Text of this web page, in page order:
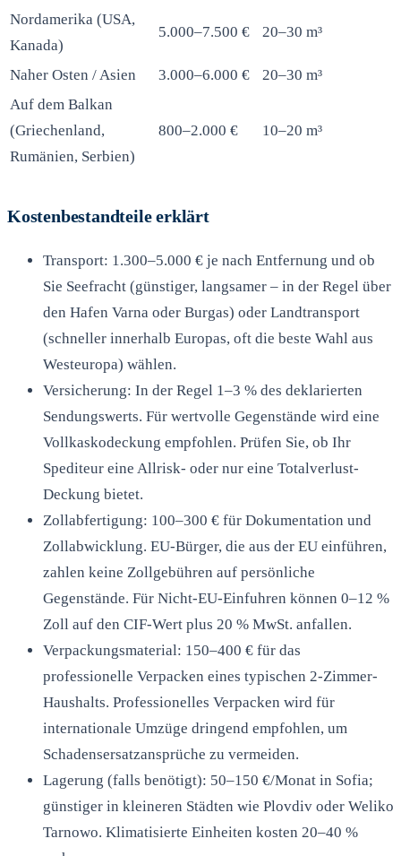
Nordamerika (USA,
Kanada)
5.000–7.500 € 20–30 m³
Naher Osten / Asien 3.000–6.000 €
20–30 m³
Auf dem Balkan
(Griechenland,
Rumänien, Serbien)
800–2.000 € 10–20 m³
Kostenbestandteile erklärt
Transport: 1.300–5.000 € je nach Entfernung und ob
Sie Seefracht (günstiger, langsamer – in der Regel über
den Hafen Varna oder Burgas) oder Landtransport
(schneller innerhalb Europas, oft die beste Wahl aus
Westeuropa) wählen.
Versicherung: In der Regel 1–3 % des deklarierten
Sendungswerts. Für wertvolle Gegenstände wird eine
Vollkaskodeckung empfohlen. Prüfen Sie, ob Ihr
Spediteur eine Allrisk- oder nur eine Totalverlust-
Deckung bietet.
Zollabfertigung: 100–300 € für Dokumentation und
Zollabwicklung. EU-Bürger, die aus der EU einführen,
zahlen keine Zollgebühren auf persönliche
Gegenstände. Für Nicht-EU-Einfuhren können 0–12 %
Zoll auf den CIF-Wert plus 20 % MwSt. anfallen.
Verpackungsmaterial: 150–400 € für das
professionelle Verpacken eines typischen 2-Zimmer-
Haushalts. Professionelles Verpacken wird für
internationale Umzüge dringend empfohlen, um
Schadensersatzansprüche zu vermeiden.
Lagerung (falls benötigt): 50–150 €/Monat in Sofia;
günstiger in kleineren Städten wie Plovdiv oder Weliko
Tarnowo. Klimatisierte Einheiten kosten 20–40 %